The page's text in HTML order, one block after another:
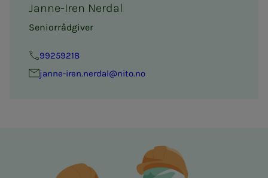
Janne-Iren Nerdal
Seniorrådgiver
99259218
janne-iren.nerdal@nito.no